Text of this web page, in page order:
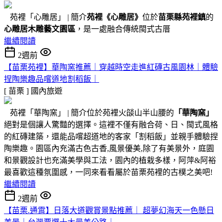
苑裡「心雕居」 | 簡介苑裡 《心雕居》 位於苗栗縣苑裡鎮的
心雕居木雕藝文園區 ，是一處融合傳統閩式古厝
繼續閱讀
2週前
【苗栗苑裡】華陶窯推薦｜穿越時空走進紅磚古風園林｜體驗
捏陶樂趣品嚐道地割稻飯｜
[ 苗栗 ] 國內旅遊
苑裡「華陶窯」 | 簡介位於苑裡火燄山半山腰的 「華陶窯」
絕對是個讓人驚豔的選擇。這裡不僅有融合荷、日、閩式風格
的紅磚建築，還能品嚐超道地的客家「割稻飯」並親手體驗捏
陶樂趣。園區內充滿古色古香,風景優美,除了有美景外，庭園
和景觀設計也充滿美學與工法，園內的植栽多樣，阿萍&阿裕
最喜歡這種氛圍感，一同來看看屬於苗栗苑裡的古樸之美吧!
繼續閱讀
2週前
【苗栗.通霄】日落大道觀賞景點推薦｜ 超夢幻海天一色懸日